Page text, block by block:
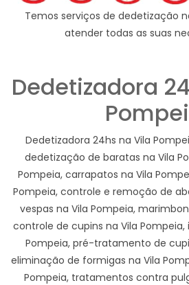
Temos serviços de dedetização
atender todas as suas
Dedetizadora
Dedetizadora 24hs na Vila
dedetização de baratas na Vila
Pompeia, carrapatos na Vila
Pompeia, controle e remoção de
vespas na Vila Pompeia,
controle de cupins na Vila Pompeia,
Pompeia, pré-tratamento de
eliminação de formigas na Vila
Pompeia, tratamentos contra